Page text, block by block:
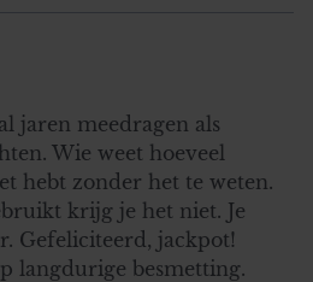
jaren meedragen als
Wie weet hoeveel
hebt zonder het te weten.
krijg je het niet. Je
Gefeliciteerd, jackpot!
langdurige besmetting.